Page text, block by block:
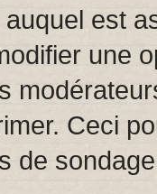
est
une
Ceci
de